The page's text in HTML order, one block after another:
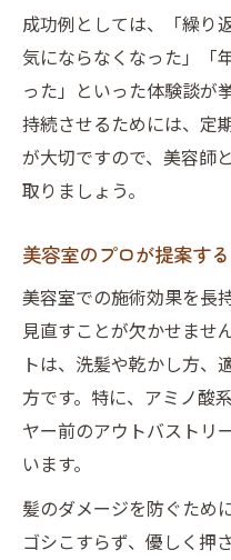
成功例としては、「繰り
気にならなくなった」「
った」といった体験談が
持続させるためには、定
が大切ですので、美容師
取りましょう。
美容室のプロが提案す
美容室での施術効果を長
見直すことが欠かせませ
トは、洗髪や乾かし方、
方です。特に、アミノ酸
ヤー前のアウトバストリ
います。
髪のダメージを防ぐため
ゴシこすらず、優しく押